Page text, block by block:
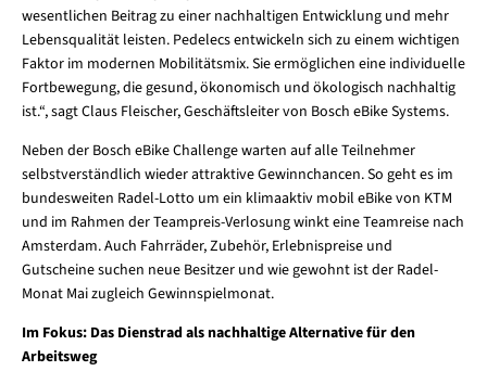
wesentlichen Beitrag zu einer nachhaltigen Entwicklung und mehr
Lebensqualität leisten. Pedelecs entwickeln sich zu einem wichtigen
Faktor im modernen Mobilitätsmix. Sie ermöglichen eine individuelle
Fortbewegung, die gesund, ökonomisch und ökologisch nachhaltig
ist.“, sagt Claus Fleischer, Geschäftsleiter von Bosch eBike Systems.
Neben der Bosch eBike Challenge warten auf alle Teilnehmer
selbstverständlich wieder attraktive Gewinnchancen. So geht es im
bundesweiten Radel-Lotto um ein klimaaktiv mobil eBike von KTM
und im Rahmen der Teampreis-Verlosung winkt eine Teamreise nach
Amsterdam. Auch Fahrräder, Zubehör, Erlebnispreise und
Gutscheine suchen neue Besitzer und wie gewohnt ist der Radel-
Monat Mai zugleich Gewinnspielmonat.
Im Fokus: Das Dienstrad als nachhaltige Alternative für den
Arbeitsweg